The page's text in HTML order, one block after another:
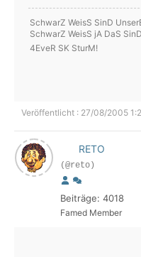
SchwarZ WeisS SinD
SchwarZ WeisS jA DaS
4EveR SK SturM!
Veröffentlicht : 27/08/2005
RETO
(@reto)
Beiträge: 4018
Famed Member